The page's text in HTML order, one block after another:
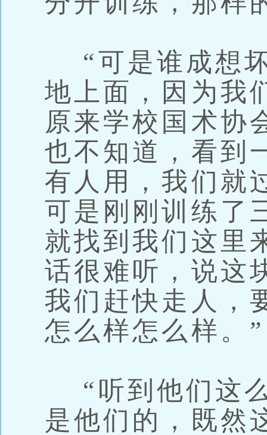
“可是谁成想
地上面，因为我
原来学校国术协
也不知道，看到
有人用，我们就
可是刚刚训练了
就找到我们这里
话很难听，说这
我们赶快走人，
怎么样怎么样。”
“听到他们这
是他们的，既然